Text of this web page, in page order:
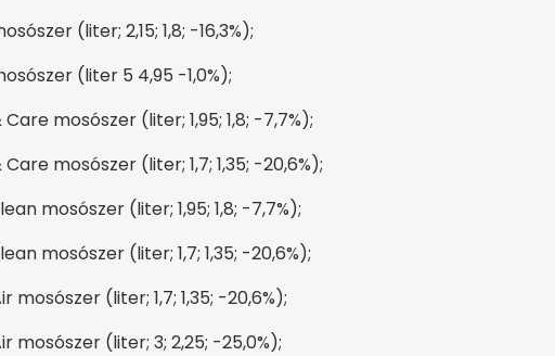
(liter; 2,15; 1,8; -16,3%);
(liter 5 4,95 -1,0%);
mosószer (liter; 1,95; 1,8; -7,7%);
mosószer (liter; 1,7; 1,35; -20,6%);
mosószer (liter; 1,95; 1,8; -7,7%);
mosószer (liter; 1,7; 1,35; -20,6%);
(liter; 1,7; 1,35; -20,6%);
mosószer (liter; 3; 2,25; -25,0%);